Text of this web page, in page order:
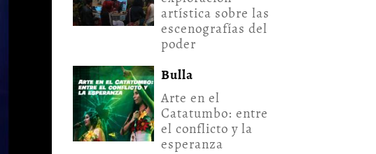
artística sobre las
escenografías del
poder
Bulla
Arte en el
Catatumbo: entre
el conflicto y la
esperanza